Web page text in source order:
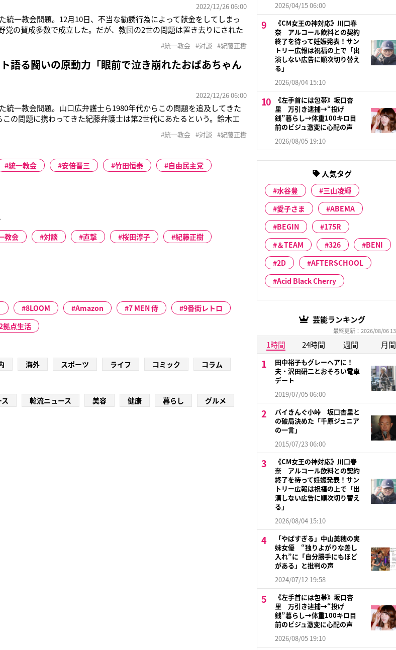
2022/12/26 06:00
一教会問題。12月10日、不当な勧誘行為によって献金をしてしまっ
党の賛成多数で成立した。だが、教団の2世の問題は置き去りにされた
世が家族と決別するには、家出をするしかないんです。そうした子供た
#統一教会 #対談 #紀藤正樹
語る闘いの原動力「眼前で泣き崩れたおばあちゃん
2022/12/26 06:00
一教会問題。山口広弁護士ら1980年代からこの問題を追及してきた
の問題に携わってきた紀藤弁護士は第2世代にあたるという。鈴木エ
、それでも後をつけられたり、暴力も……。街頭勧誘は、信者が100
#統一教会 #対談 #紀藤正樹
統一教会 安倍晋三 竹田恒泰
自由民主党
教会 対談 直撃 桜田淳子
紀藤正樹
8LOOM Amazon 7 MEN 侍
9番街レトロ
拠点生活
海外 スポーツ ライフ コミック
コラム
韓流ニュース 美容 健康 暮らし グルメ
2026/04/15 06:00
《CM女王の神対応》川口春
奈 アルコール飲料との契約
終了を待って妊娠発表！サン
トリー広報は祝福の上で「出
演しない広告に順次切り替え
る」
2026/08/04 15:10
《左手首には包帯》坂口杏
里 万引き逮捕→“投げ
銭”暮らし→体重100キロ目
前のビジュ激変に心配の声
2026/08/05 19:10
人気タグ
水谷豊
三山凌輝
愛子さま
ABEMA
BEGIN
175R
＆TEAM
326
BENI
2D
AFTERSCHOOL
Acid Black Cherry
芸能ランキング
最終更新：2026/08/06
1時間 24時間 週間 月間
田中裕子もグレーヘアに！
夫・沢田研二とおそろい電車
デート
2019/07/05 06:00
バイきんぐ小峠 坂口杏里と
の破局決めた「千原ジュニア
の一言」
2015/07/23 06:00
《CM女王の神対応》川口春
奈 アルコール飲料との契約
終了を待って妊娠発表！サン
トリー広報は祝福の上で「出
演しない広告に順次切り替え
る」
2026/08/04 15:10
「やばすぎる」中山美穂の実
妹女優 “独りよがりな差し
入れ”に「自分勝手にもほど
がある」と批判の声
2024/07/12 19:58
《左手首には包帯》坂口杏
里 万引き逮捕→“投げ
銭”暮らし→体重100キロ目
前のビジュ激変に心配の声
2026/08/05 19:10